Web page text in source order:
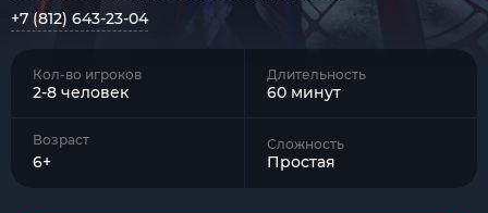
+7 (812) 643-23-04
Кол-во игроков
2-8 человек
Длительность
60 минут
Возраст
6+
Сложность
Простая